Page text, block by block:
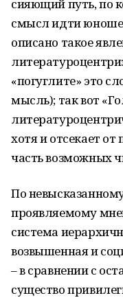
сияющий путь, по
смысл идти
описано такое
«погуглите» это
мысль); так вот
хотя и отсекает
часть возможных
По
проявляемому
система
возвышенная и
– в сравнении с
существо